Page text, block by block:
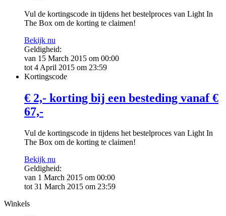
Vul de kortingscode in tijdens het bestelproces van Light In
The Box om de korting te claimen!
Bekijk nu
Geldigheid:
van 15 March 2015 om 00:00
tot 4 April 2015 om 23:59
Kortingscode
€ 2,- korting bij een besteding vanaf €
67,-
Vul de kortingscode in tijdens het bestelproces van Light In
The Box om de korting te claimen!
Bekijk nu
Geldigheid:
van 1 March 2015 om 00:00
tot 31 March 2015 om 23:59
Winkels